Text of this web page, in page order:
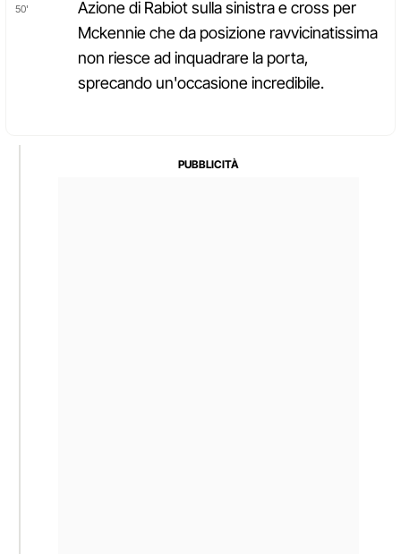
50'
Azione di Rabiot sulla sinistra e cross per
Mckennie che da posizione ravvicinatissima
non riesce ad inquadrare la porta,
sprecando un'occasione incredibile.